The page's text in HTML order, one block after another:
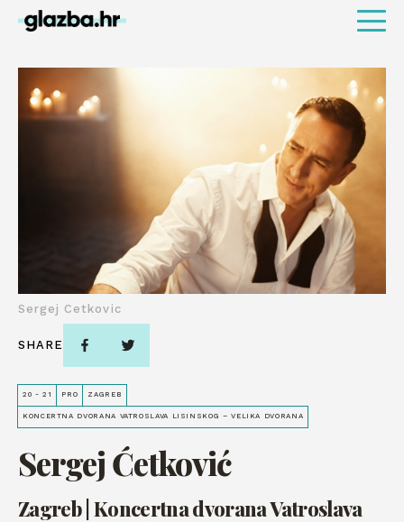
20 - 21 PRO ZAGREB
KONCERTNA DVORANA VATROSLAVA LISINSKOG – VELIKA DVORANA
Sergej Ćetković
Zagreb | Koncertna dvorana Vatroslava
Sergej Cetkovic
SHARE